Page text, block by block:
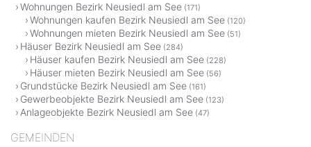
Wohnungen Bezirk Neusiedl am See (171)
Wohnungen kaufen Bezirk Neusiedl am See (120)
Wohnungen mieten Bezirk Neusiedl am See (51)
Häuser Bezirk Neusiedl am See (284)
Häuser kaufen Bezirk Neusiedl am See (228)
Häuser mieten Bezirk Neusiedl am See (56)
Grundstücke Bezirk Neusiedl am See (161)
Gewerbeobjekte Bezirk Neusiedl am See (123)
Anlageobjekte Bezirk Neusiedl am See (47)
GEMEINDEN